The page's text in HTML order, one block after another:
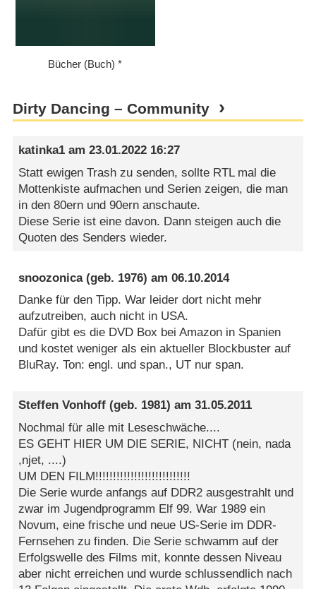
Bücher (Buch)
Dirty Dancing – Community
katinka1 am23.01.2022 16:27
Statt ewigen Trash zu senden, sollte RTL mal die
Mottenkiste aufmachen und Serien zeigen, die man
in den 80ern und 90ern anschaute.
Diese Serie ist eine davon. Dann steigen auch die
Quoten des Senders wieder.
snoozonica(geb. 1976) am06.10.2014
Danke für den Tipp. War leider dort nicht mehr
aufzutreiben, auch nicht in USA.
Dafür gibt es die DVD Box bei Amazon in Spanien
und kostet weniger als ein aktueller Blockbuster auf
BluRay. Ton: engl. und span., UT nur span.
Steffen Vonhoff (geb. 1981) am31.05.2011
Nochmal für alle mit Leseschwäche....
ES GEHT HIER UM DIE SERIE, NICHT (nein, nada
,njet, ....)
UM DEN FILM!!!!!!!!!!!!!!!!!!!!!!!!!!!
Die Serie wurde anfangs auf DDR2 ausgestrahlt und
zwar im Jugendprogramm Elf 99. War 1989 ein
Novum, eine frische und neue US-Serie im DDR-
Fernsehen zu finden. Die Serie schwamm auf der
Erfolgswelle des Films mit, konnte dessen Niveau
aber nicht erreichen und wurde schlussendlich nach